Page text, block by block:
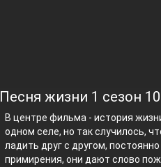
Песня жизни 1 сезон
В центре фильма - история
одном селе, но так случилось,
ладить друг с другом,
примирения, они дают слово